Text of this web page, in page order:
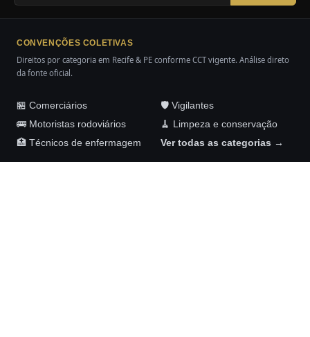
CONVENÇÕES COLETIVAS
Direitos por categoria em Recife & PE conforme CCT vigente. Análise direto
da fonte oficial.
🏪 Comerciários
🛡️ Vigilantes
🚌 Motoristas rodoviários
🧹 Limpeza e conservação
🏥 Técnicos de enfermagem
Ver todas as categorias →